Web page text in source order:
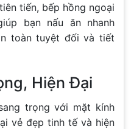
tiến, bếp hồng ngoại
bạn nấu ăn nhanh
toàn tuyệt đối và tiết
Hiện Đại
trọng với mặt kính
vẻ đẹp tinh tế và hiện